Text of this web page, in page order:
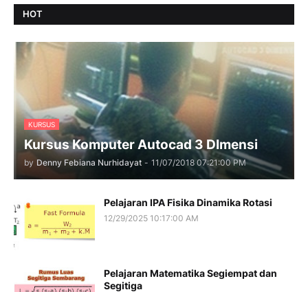
HOT
KURSUS
Kursus Komputer Autocad 3 DImensi
by Denny Febiana Nurhidayat - 11/07/2018 07:21:00 PM
Pelajaran IPA Fisika Dinamika Rotasi
12/29/2025 10:17:00 AM
Pelajaran Matematika Segiempat dan
Segitiga